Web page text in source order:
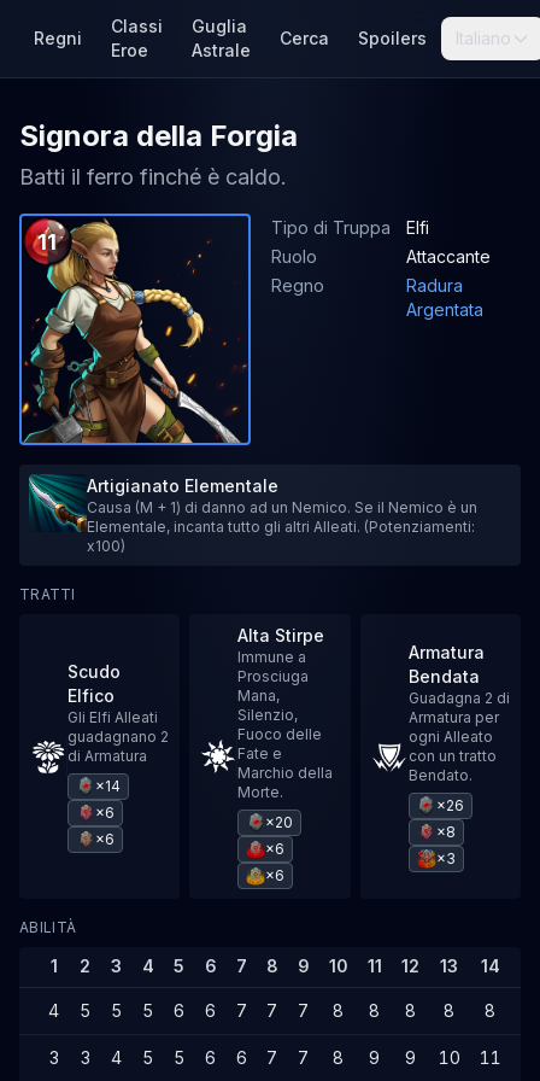
Regni
Classi
Eroe
Guglia
Astrale
Cerca Spoilers Italiano
Signora della Forgia
Batti il ferro finché è caldo.
11
Tipo di Truppa
Elfi
Ruolo
Attaccante
Regno
Radura
Argentata
Artigianato Elementale
Causa (M + 1) di danno ad un Nemico. Se il Nemico è un
Elementale, incanta tutto gli altri Alleati. (Potenziamenti:
x100)
TRATTI
Scudo
Elfico
Gli Elfi Alleati
guadagnano 2
di Armatura
×14
×6
×6
Alta Stirpe
Immune a
Prosciuga
Mana,
Silenzio,
Fuoco delle
Fate e
Marchio della
Morte.
×20
×6
×6
Armatura
Bendata
Guadagna 2 di
Armatura per
ogni Alleato
con un tratto
Bendato.
×26
×8
×3
ABILITÀ
1 2 3 4 5 6 7 8 9 10 11 12 13 14
4 5 5 5 6 6 7 7 7 8 8 8 8 8
3 3 4 5 5 6 6 7 7 8 9 9 10 11